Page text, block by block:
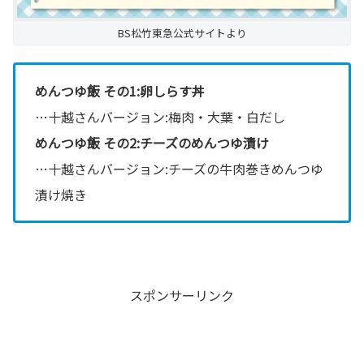
BS松竹東急公式サイトより
めんつゆ飯 その1:卵しらす丼
…十越さんバージョン:梅肉・大葉・白だし
めんつゆ飯 その2:チーズのめんつゆ漬け
…十越さんバージョン:チーズの牛肉巻きめんつゆ
漬け焼き
スポンサーリンク